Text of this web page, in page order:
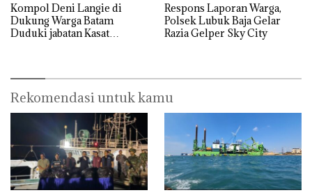
Kompol Deni Langie di
Dukung Warga Batam
Duduki jabatan Kasat
Respons Laporan Warga,
Polsek Lubuk Baja Gelar
Razia Gelper Sky City
Rekomendasi untuk kamu